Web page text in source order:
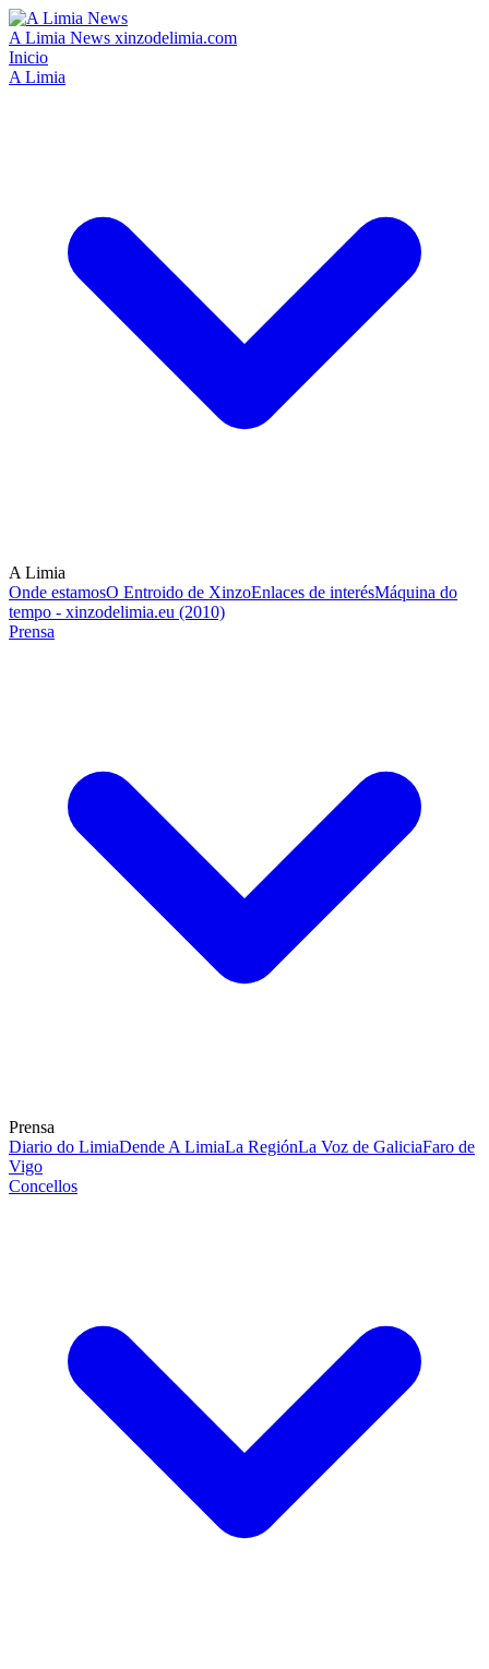
A Limia News xinzodelimia.com
Inicio
A Limia
A Limia
Onde estamosO Entroido de XinzoEnlaces de interésMáquina do
tempo - xinzodelimia.eu (2010)
Prensa
Prensa
Diario do LimiaDende A LimiaLa RegiónLa Voz de GaliciaFaro de
Vigo
Concellos